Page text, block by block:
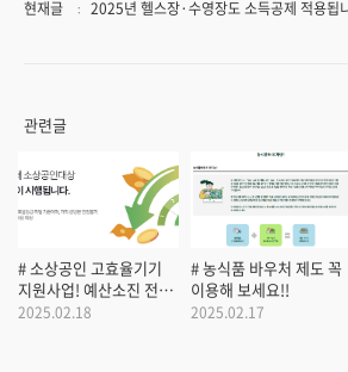
현재글 2025년 헬스장·수영장도 소득공제 적용됩
관련글
# 소상공인 고효율기기
지원사업! 예산소진 전
빨리 신청하세요.
2025.02.18
# 농식품 바우처 제도 꼭
이용해 보세요!!
2025.02.17